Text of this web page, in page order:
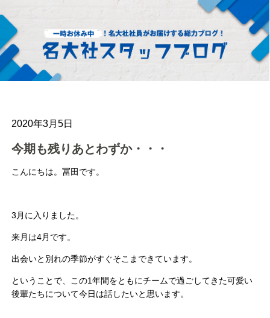
2020年3月5日
今期も残りあとわずか・・・
こんにちは。冨田です。
3月に入りました。
来月は4月です。
出会いと別れの季節がすぐそこまできています。
ということで、この1年間をともにチームで過ごしてきた可愛い
後輩たちについて今日は話したいと思います。